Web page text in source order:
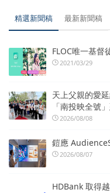
精選新聞稿 最新新聞稿
FLOC唯一基督
2021/03/29
天上父親的愛
「南投映全號
2026/08/08
鎧應
2026/08/07
HDBank 取得